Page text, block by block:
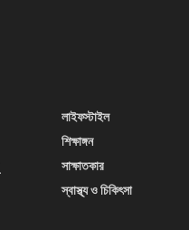
লাইফস্টাইল
শিক্ষাঙ্গন
সাক্ষাতকার
স্বাস্থ্য ও চিকিৎসা